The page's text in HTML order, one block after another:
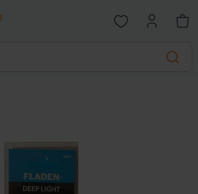
Search
Open favorites